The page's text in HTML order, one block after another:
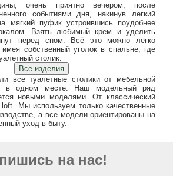
очень приятно вечером, после
событиями дня, накинув легкий
мягкий пуфик устроившись поудобнее
Взять любимый крем и уделить
перед сном. Всё это можно легко
собственный уголок в спальне, где
столик.
все туалетные столики от мебельной
в одном месте. Наш модельный ряд
новыми моделями. От классический
Мы используем только качественные
а все модели ориентированы на
уход в быту.
на нас!